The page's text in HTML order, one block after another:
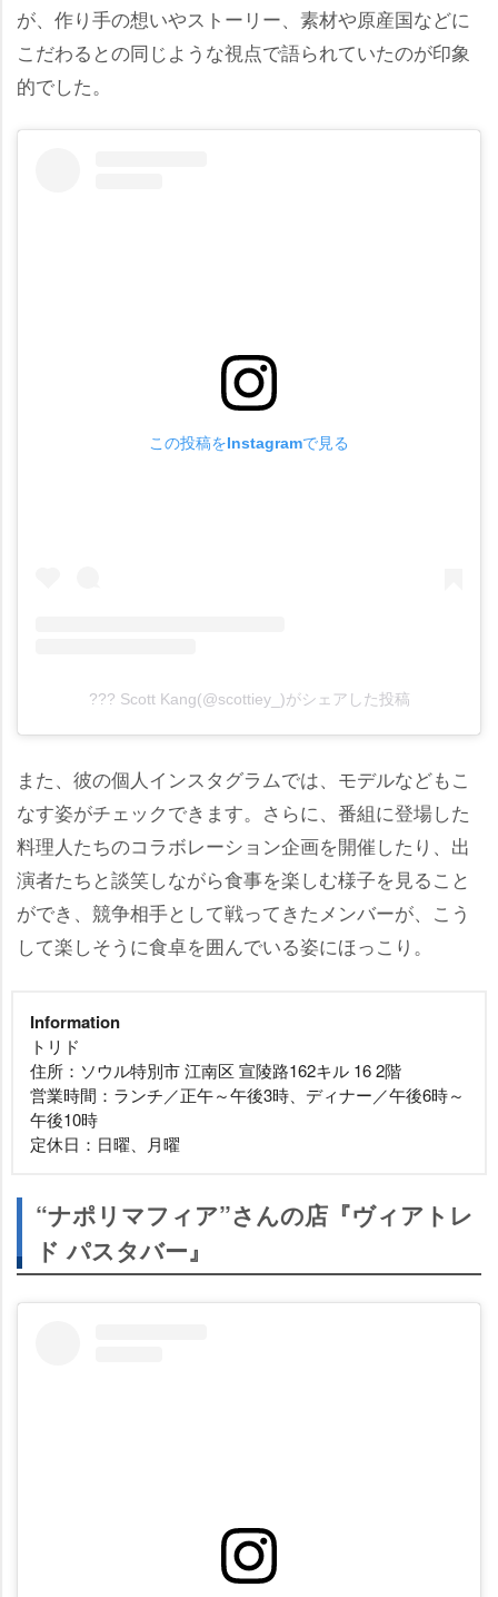
が、作り手の想いやストーリー、素材や原産国などに
こだわるとの同じような視点で語られていたのが印象
的でした。
この投稿をInstagramで見る
??? Scott Kang(@scottiey_)がシェアした投稿
また、彼の個人インスタグラムでは、モデルなどもこ
なす姿がチェックできます。さらに、番組に登場した
料理人たちのコラボレーション企画を開催したり、出
演者たちと談笑しながら食事を楽しむ様子を見ること
ができ、競争相手として戦ってきたメンバーが、こう
して楽しそうに食卓を囲んでいる姿にほっこり。
Information
トリド
住所：ソウル特別市 江南区 宣陵路162キル 16 2階
営業時間：ランチ／正午～午後3時、ディナー／午後6時～
午後10時
定休日：日曜、月曜
“ナポリマフィア”さんの店『ヴィアトレ
ド パスタバー』